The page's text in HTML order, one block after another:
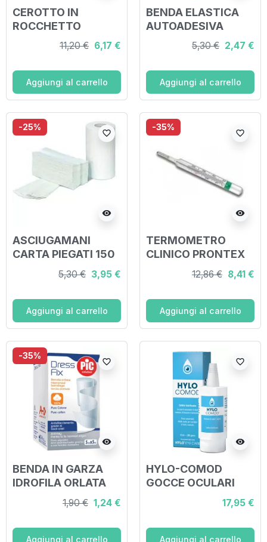
CEROTTO IN
ROCCHETTO
LEUKOPOR
IPOALLERGENICO
TESSUTO BIANCO
5X500 CM
11,20 € 6,17 €
Aggiungi al carrello
BENDA ELASTICA
AUTOADESIVA
ELASTOMULL HAFT
COMPRESSIONE
5,30 € 2,47 €
Aggiungi al carrello
-25%
visibility
favorite_border
ASCIUGAMANI
CARTA PIEGATI 150
5,30 € 3,95 €
Aggiungi al carrello
-35%
visibility
favorite_border
TERMOMETRO
CLINICO PRONTEX
SENZA MERCURIO
ECOLOGICO
12,86 € 8,41 €
Aggiungi al carrello
-35%
visibility
favorite_border
BENDA IN GARZA
IDROFILA ORLATA
PIC DRESSFIX
5X500CM
1,90 € 1,24 €
Aggiungi al carrello
visibility
favorite_border
HYLO-COMOD
GOCCE OCULARI
IALURONATO DI
17,95 €
Aggiungi al carrello